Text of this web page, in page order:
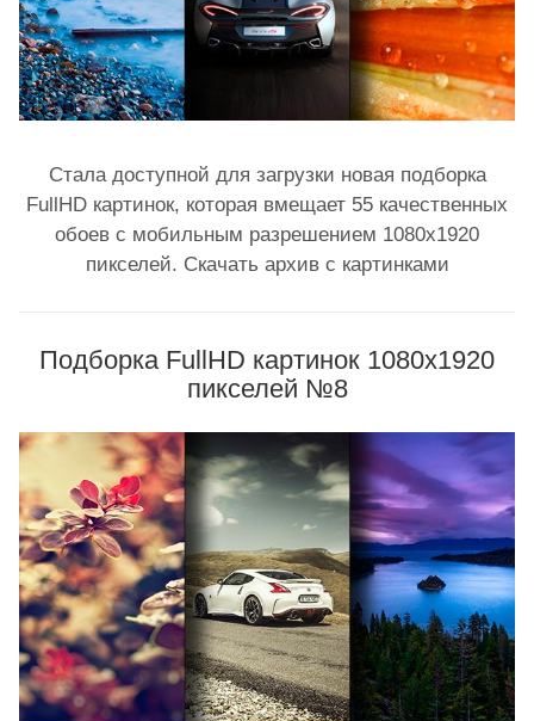
Стала доступной для загрузки новая подборка
FullHD картинок, которая вмещает 55 качественных
обоев с мобильным разрешением 1080x1920
пикселей. Скачать архив с картинками
Подборка FullHD картинок 1080x1920
пикселей №8